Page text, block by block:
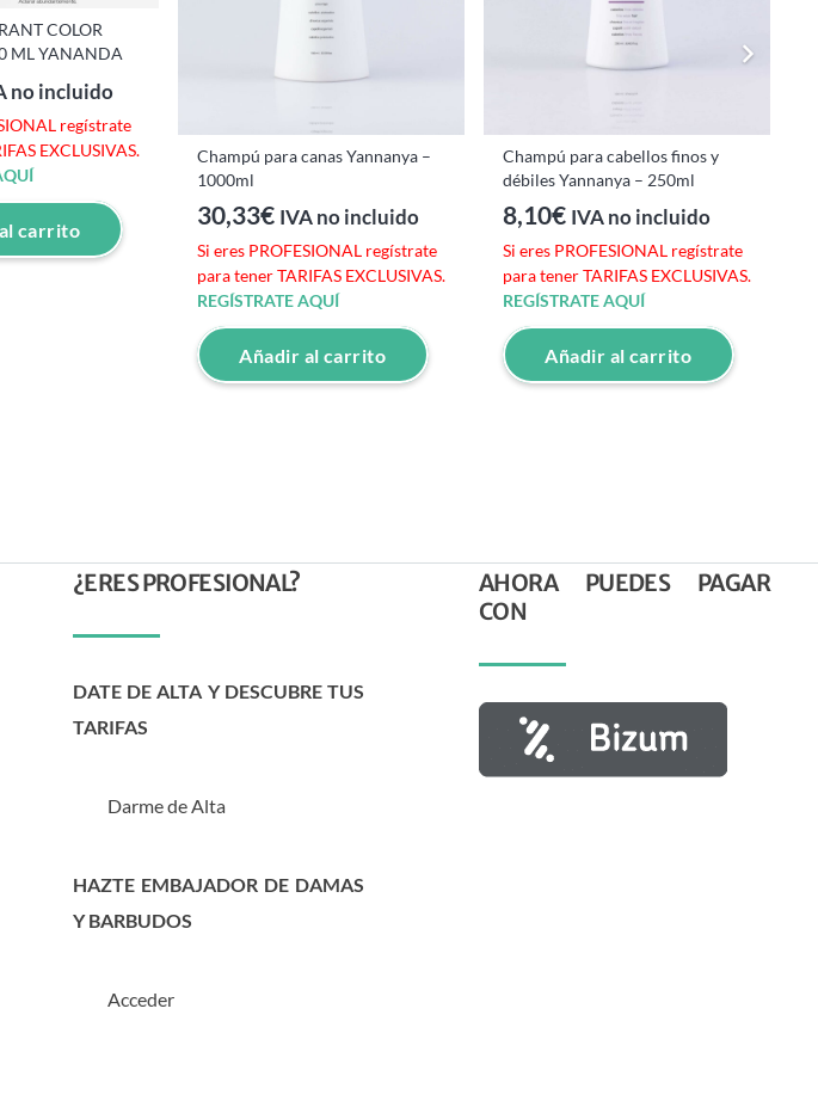
COLOR
ML YANANDA
no incluido
regístrate
EXCLUSIVAS.
carrito
Champú para canas Yannanya –
1000ml
30,33€ IVA no incluido
Si eres PROFESIONAL regístrate
para tener TARIFAS EXCLUSIVAS.
REGÍSTRATE AQUÍ
Añadir al carrito
Champú para cabellos finos y
débiles Yannanya – 250ml
8,10€ IVA no incluido
Si eres PROFESIONAL regístrate
para tener TARIFAS EXCLUSIVAS.
REGÍSTRATE AQUÍ
Añadir al carrito
¿ERES PROFESIONAL?
DATE DE ALTA Y DESCUBRE TUS
TARIFAS
Darme de Alta
HAZTE EMBAJADOR DE DAMAS
Y BARBUDOS
Acceder
AHORA PUEDES PAGAR
CON